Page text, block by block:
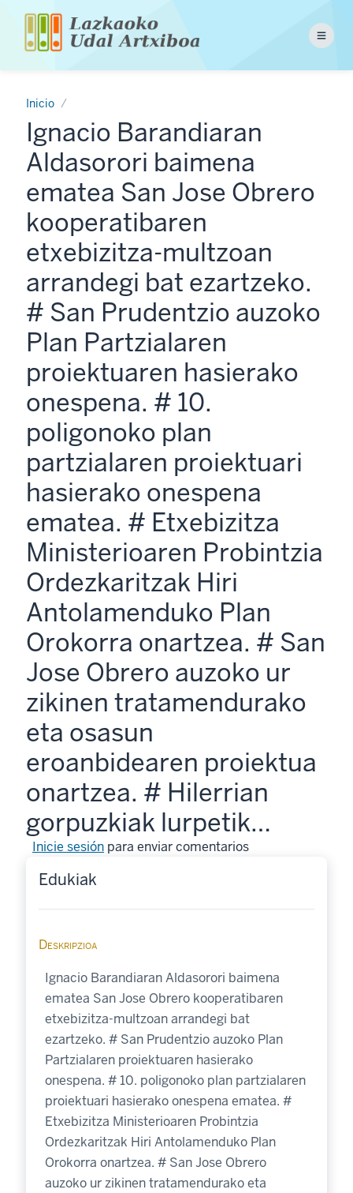
contenido
Menu
Inicio
Ignacio Barandiaran
Aldasorori baimena
ematea San Jose Obrero
kooperatibaren
etxebizitza-multzoan
arrandegi bat ezartzeko.
# San Prudentzio auzoko
Plan Partzialaren
proiektuaren hasierako
onespena. # 10.
poligonoko plan
partzialaren proiektuari
hasierako onespena
ematea. # Etxebizitza
Ministerioaren Probintzia
Ordezkaritzak Hiri
Antolamenduko Plan
Orokorra onartzea. # San
Jose Obrero auzoko ur
zikinen tratamendurako
eta osasun
eroanbidearen proiektua
onartzea. # Hilerrian
gorpuzkiak lurpetik…
Inicie sesiónpara enviar comentarios
Edukiak
Deskripzioa
Ignacio Barandiaran Aldasorori baimena
ematea San Jose Obrero kooperatibaren
etxebizitza-multzoan arrandegi bat
ezartzeko. # San Prudentzio auzoko Plan
Partzialaren proiektuaren hasierako
onespena. # 10. poligonoko plan partzialaren
proiektuari hasierako onespena ematea. #
Etxebizitza Ministerioaren Probintzia
Ordezkaritzak Hiri Antolamenduko Plan
Orokorra onartzea. # San Jose Obrero
auzoko ur zikinen tratamendurako eta